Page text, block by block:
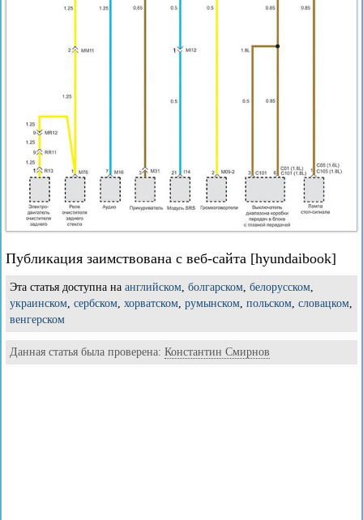
Публикация заимствована с веб-сайта [hyundaibook]
Эта статья доступна на английском болгарском белорусском
украинском сербском хорватском румынском польском словацком
венгерском
Данная статья была проверена: Константин Смирнов